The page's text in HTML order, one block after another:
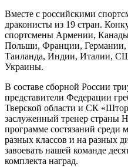
Вместе с российскими
драконисты из 19 стран.
спортсмены Армении,
Польши, Франции,
Таиланда, Индии, Италии,
Украины.
В составе сборной России
представители Федерации
Тверской области и СК
заслуженный тренер страны
программе состязаний
разных классов и на разных
завоевать нашей команде
комплекта наград.